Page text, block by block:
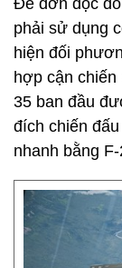
Để đơn độc
phải sử dụng
hiện đối
hợp cận
35 ban đầu
đích chiến
nhanh bằng